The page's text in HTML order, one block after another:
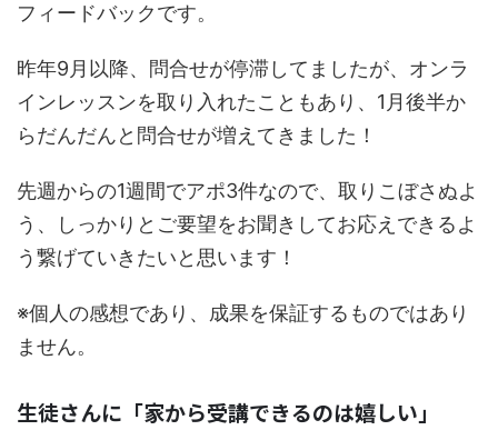
フィードバックです。
昨年9月以降、問合せが停滞してましたが、オンラ
インレッスンを取り入れたこともあり、1月後半か
らだんだんと問合せが増えてきました！
先週からの1週間でアポ3件なので、取りこぼさぬよ
う、しっかりとご要望をお聞きしてお応えできるよ
う繋げていきたいと思います！
※個人の感想であり、成果を保証するものではあり
ません。
生徒さんに「家から受講できるのは嬉しい」